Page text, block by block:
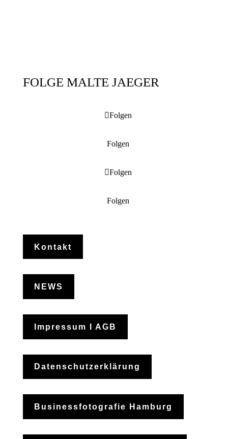
FOLGE MALTE JAEGER
Folgen
Folgen
Folgen
Folgen
Kontakt
NEWS
Impressum I AGB
Datenschutzerklärung
Businessfotografie Hamburg